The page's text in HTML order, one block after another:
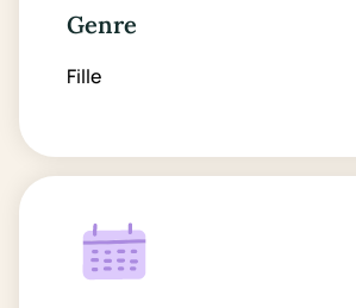
Genre
Fille